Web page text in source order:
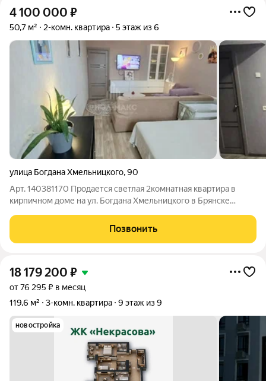
4 100 000 ₽
50,7 м² 2-комн. квартира 5 этаж из 6
улица Богдана Хмельницкого,90
Арт. 140381170 Продается светлая 2комнатная квартира в
кирпичном доме на ул. Богдана Хмельницкого в Брянске
расположения и выгодной цены. Идеальный вариант для
семьи. Квартира общей площадью 50,7 м без
Позвонить
18 179 200 ₽
от 76 295 ₽ в месяц
119,6 м²
3-комн. квартира 9 этаж из 9
новостройка